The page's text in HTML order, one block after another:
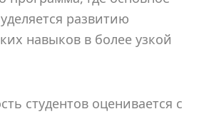
развитию
навыков в более узкой
студентов оценивается с